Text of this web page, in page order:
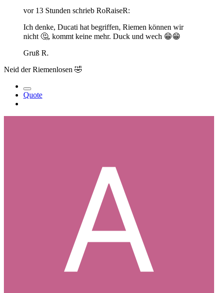
vor 13 Stunden schrieb RoRaiseR:
Ich denke, Ducati hat begriffen, Riemen können wir
nicht 🤔, kommt keine mehr. Duck und wech 😁😁
Gruß R.
Neid der Riemenlosen 🤣
Quote